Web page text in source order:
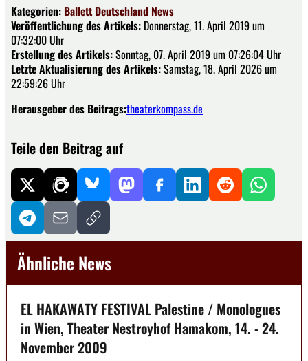
Kategorien: Ballett Deutschland News
Veröffentlichung des Artikels: Donnerstag, 11. April 2019 um
07:32:00 Uhr
Erstellung des Artikels:Sonntag, 07. April 2019 um 07:26:04 Uhr
Letzte Aktualisierung des Artikels:Samstag, 18. April 2026 um
22:59:26 Uhr
Herausgeber des Beitrags:theaterkompass.de
Teile den Beitrag auf
Ähnliche News
EL HAKAWATY FESTIVAL Palestine / Monologues
in Wien, Theater Nestroyhof Hamakom, 14. - 24.
November 2009